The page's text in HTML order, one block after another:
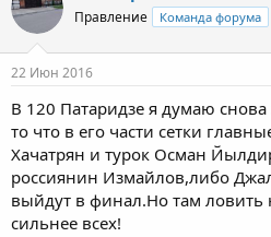
Правление Команда форума
22 Июн 2016
В 120 Патаридзе я думаю
то что в его части сетки
Хачатрян и турок Осман
россиянин Измайлов,либо
выйдут в финал.Но там ловить
сильнее всех!